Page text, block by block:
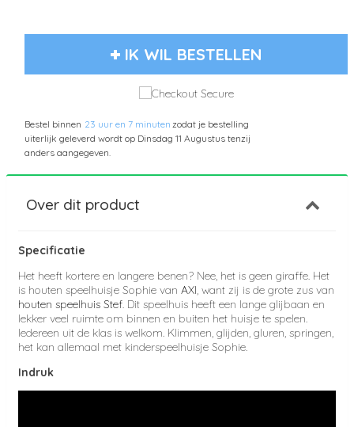
IK WIL BESTELLEN
Bestel binnen 23 uur en 7 minutenzodat je bestelling
uiterlijk geleverd wordt op Dinsdag 11 Augustus tenzij
anders aangegeven.
Over dit product
Specificatie
Het heeft kortere en langere benen? Nee, het is geen giraffe. Het
is houten speelhuisje Sophie van AXI, want zij is de grote zus van
houten speelhuis Stef. Dit speelhuis heeft een lange glijbaan en
lekker veel ruimte om binnen en buiten het huisje te spelen.
Iedereen uit de klas is welkom. Klimmen, glijden, gluren, springen,
het kan allemaal met kinderspeelhuisje Sophie.
Indruk